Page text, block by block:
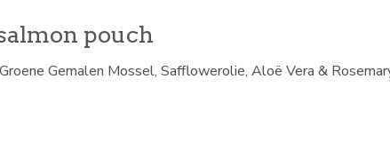
pouch
Gemalen Mossel, Safflowerolie, Aloë Vera &